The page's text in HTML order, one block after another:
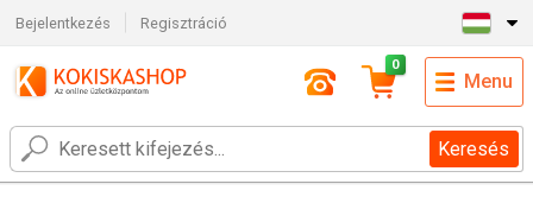
Bejelentkezés Regisztráció
Keresés
0
Menu